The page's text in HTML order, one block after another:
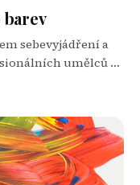
sebevyjádření a
umělců i